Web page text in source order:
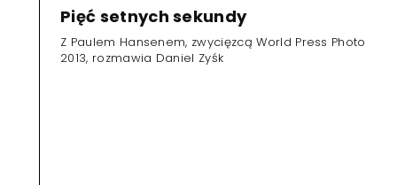
Pięć setnych sekundy
Z Paulem Hansenem, zwycięzcą World Press Photo
2013, rozmawia Daniel Zyśk